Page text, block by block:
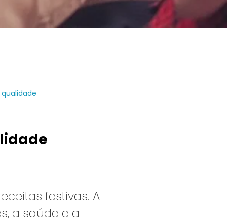
festivas. A
a saúde e a